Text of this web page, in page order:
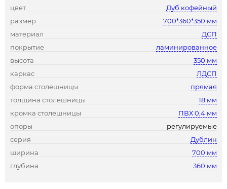
цвет
Дуб кофейный
размер
700*360*350 мм
материал
ДСП
покрытие
ламинированное
высота
350 мм
каркас
ЛДСП
форма столешницы
прямая
толщина столешницы
18 мм
кромка столешницы
ПВХ 0,4 мм
опоры
регулируемые
серия
Дублин
ширина
700 мм
глубина
360 мм